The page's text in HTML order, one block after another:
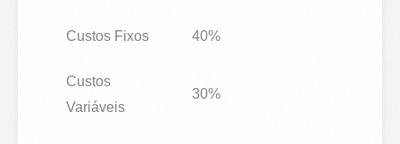
Custos Fixos 40%
Custos
Variáveis
30%